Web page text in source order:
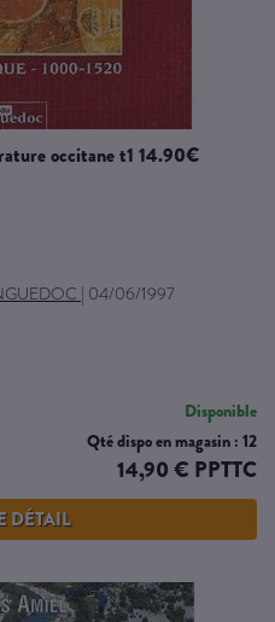
occitane t1 14.90€
| 04/06/1997
Disponible
Qté dispo en magasin : 12
14,90 € PPTTC
DÉTAIL